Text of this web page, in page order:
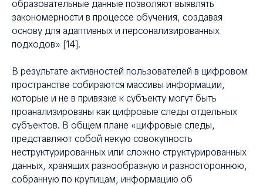
образовательные данные позволяют выявлять
закономерности в процессе обучения, создавая
основу для адаптивных и персонализированных
подходов» [14].
В результате активностей пользователей в цифровом
пространстве собираются массивы информации,
которые и не в привязке к субъекту могут быть
проанализированы как цифровые следы отдельных
субъектов. В общем плане «цифровые следы,
представляют собой некую совокупность
неструктурированных или сложно структурированных
данных, хранящих разнообразную и разностороннюю,
собранную по крупицам, информацию об